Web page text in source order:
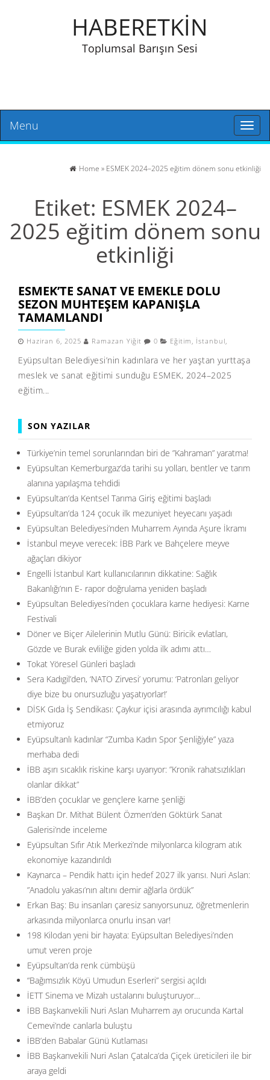
HABERETKİN
Toplumsal Barışın Sesi
Toggle
Menu
Home » ESMEK 2024–2025 eğitim dönem sonu etkinliği
Etiket: ESMEK 2024–
2025 eğitim dönem sonu
etkinliği
ESMEK’TE SANAT VE EMEKLE DOLU
SEZON MUHTEŞEM KAPANIŞLA
TAMAMLANDI
Haziran 6, 2025 Ramazan Yiğit 0 Eğitim , İstanbul,
Eyüpsultan Belediyesi’nin kadınlara ve her yaştan yurttaşa
meslek ve sanat eğitimi sunduğu ESMEK, 2024–2025
eğitim...
SON YAZILAR
Türkiye’nin temel sorunlarından biri de ”Kahraman” yaratma!
Eyüpsultan Kemerburgaz’da tarihi su yolları, bentler ve tarım
alanına yapılaşma tehdidi
Eyüpsultan’da Kentsel Tarıma Giriş eğitimi başladı
Eyüpsultan’da 124 çocuk ilk mezuniyet heyecanı yaşadı
Eyüpsultan Belediyesi’nden Muharrem Ayında Aşure İkramı
İstanbul meyve verecek: İBB Park ve Bahçelere meyve
ağaçları dikiyor
Engelli İstanbul Kart kullanıcılarının dikkatine: Sağlık
Bakanlığı’nın E- rapor doğrulama yeniden başladı
Eyüpsultan Belediyesi’nden çocuklara karne hediyesi: Karne
Festivali
Döner ve Biçer Ailelerinin Mutlu Günü: Biricik evlatları,
Gözde ve Burak evliliğe giden yolda ilk adımı attı…
Tokat Yöresel Günleri başladı
Sera Kadıgil’den, ‘NATO Zirvesi’ yorumu: ‘Patronları geliyor
diye bize bu onursuzluğu yaşatıyorlar!’
DİSK Gıda İş Sendikası: Çaykur içisi arasında ayrımcılığı kabul
etmiyoruz
Eyüpsultanlı kadınlar “Zumba Kadın Spor Şenliğiyle” yaza
merhaba dedi
İBB aşırı sıcaklık riskine karşı uyarıyor: ”Kronik rahatsızlıkları
olanlar dikkat”
İBB’den çocuklar ve gençlere karne şenliği
Başkan Dr. Mithat Bülent Özmen’den Göktürk Sanat
Galerisi’nde inceleme
Eyüpsultan Sıfır Atık Merkezi’nde milyonlarca kilogram atık
ekonomiye kazandırıldı
Kaynarca – Pendik hattı için hedef 2027 ilk yarısı. Nuri Aslan:
”Anadolu yakası’nın altını demir ağlarla ördük”
Erkan Baş: Bu insanları çaresiz sanıyorsunuz, öğretmenlerin
arkasında milyonlarca onurlu insan var!
198 Kilodan yeni bir hayata: Eyüpsultan Belediyesi’nden
umut veren proje
Eyüpsultan’da renk cümbüşü
“Bağımsızlık Köyü Umudun Eserleri” sergisi açıldı
İETT Sinema ve Mizah ustalarını buluşturuyor…
İBB Başkanvekili Nuri Aslan Muharrem ayı orucunda Kartal
Cemevi’nde canlarla buluştu
İBB’den Babalar Günü Kutlaması
İBB Başkanvekili Nuri Aslan Çatalca’da Çiçek üreticileri ile bir
araya geldi